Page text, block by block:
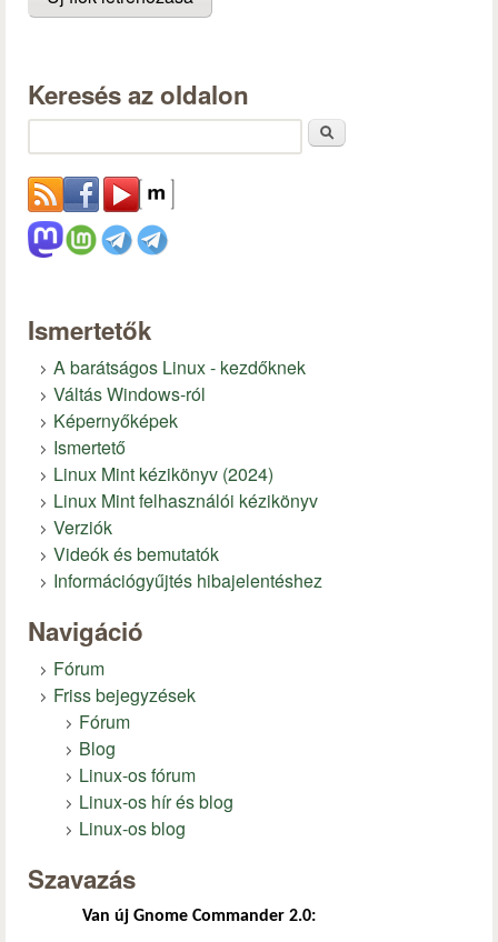
Keresés az oldalon
Ismertetők
A barátságos Linux - kezdőknek
Váltás Windows-ról
Képernyőképek
Ismertető
Linux Mint kézikönyv (2024)
Linux Mint felhasználói kézikönyv
Verziók
Videók és bemutatók
Információgyűjtés hibajelentéshez
Navigáció
Fórum
Friss bejegyzések
Fórum
Blog
Linux-os fórum
Linux-os hír és blog
Linux-os blog
Szavazás
Van új Gnome Commander 2.0: